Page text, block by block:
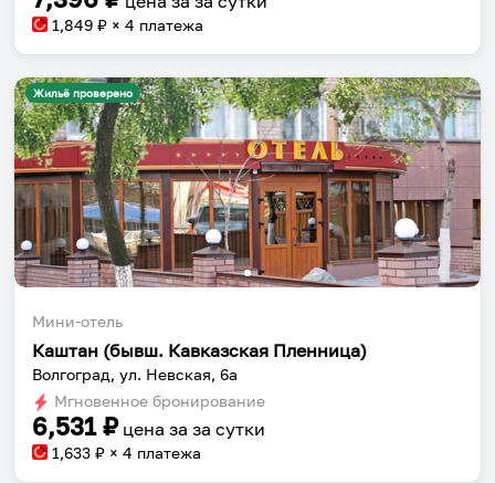
1,849 ₽ × 4 платежа
Жильё проверено
Мини-отель
Каштан (бывш. Кавказская Пленница)
Волгоград, ул. Невская, 6а
Мгновенное бронирование
6,531₽ цена за за сутки
1,633 ₽ × 4 платежа